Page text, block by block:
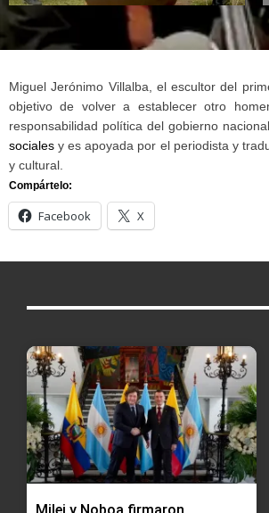
Miguel Jerónimo Villalba, el escultor del
objetivo de volver a establecer otro
responsabilidad política del gobierno
sociales y es apoyada por el periodista y
y cultural.
Compártelo:
Facebook X